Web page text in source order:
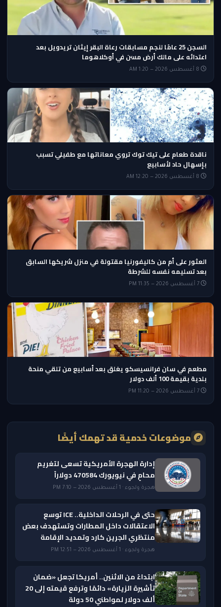
السجن 25 عامًا لنجم مسابقات رعاة البقر إيثان تريدويل بعد
اعتدائه على مالك أرض مسن في أوكلاهوما
ناقدة طعام على تيك توك تروي معاناتها مع طفيلي تسبب
بإسهال حاد لأسابيع
العثور على أم من كاليفورنيا مقتولة في منزل شريكها السابق
بعد تسليمه نفسه للشرطة
مطعم في سان فرانسيسكو يغلق بعد أسابيع من تلقي منحة
بلدية بقيمة 100 ألف دولار
موضوعات خدمية قد تهمك أيضًا
إدارة الهجرة الأمريكية تسعى لتغريم
محامٍ في نيويورك 470584 دولاراً
هجرة ولجوء · 1 أغسطس 2026 — 7:10 PM
حتى في الرحلات الداخلية.. ICE توسع
الاعتقالات داخل المطارات وتستهدف بعض
منتظري الجرين كارد وتمديد الإقامة
هجرة ولجوء · 1 أغسطس 2026 — 12:51 PM
ابتداءً من الاثنين.. أمريكا تجعل «ضمان
تأشيرة الزيارة» دائمًا وترفع قيمته إلى 20
ألف دولار لمواطني 50 دولة